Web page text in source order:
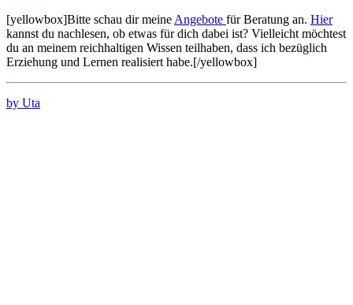
[yellowbox]Bitte schau dir meine Angebote für Beratung an. Hier
kannst du nachlesen, ob etwas für dich dabei ist? Vielleicht möchtest
du an meinem reichhaltigen Wissen teilhaben, dass ich bezüglich
Erziehung und Lernen realisiert habe.[/yellowbox]
by Uta